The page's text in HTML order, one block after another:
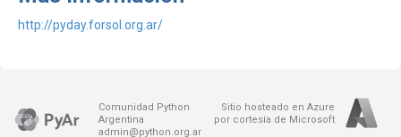
http://pyday.forsol.org.ar/
Comunidad Python
Argentina
admin@python.org.ar
Sitio hosteado en Azure
por cortesía de Microsoft